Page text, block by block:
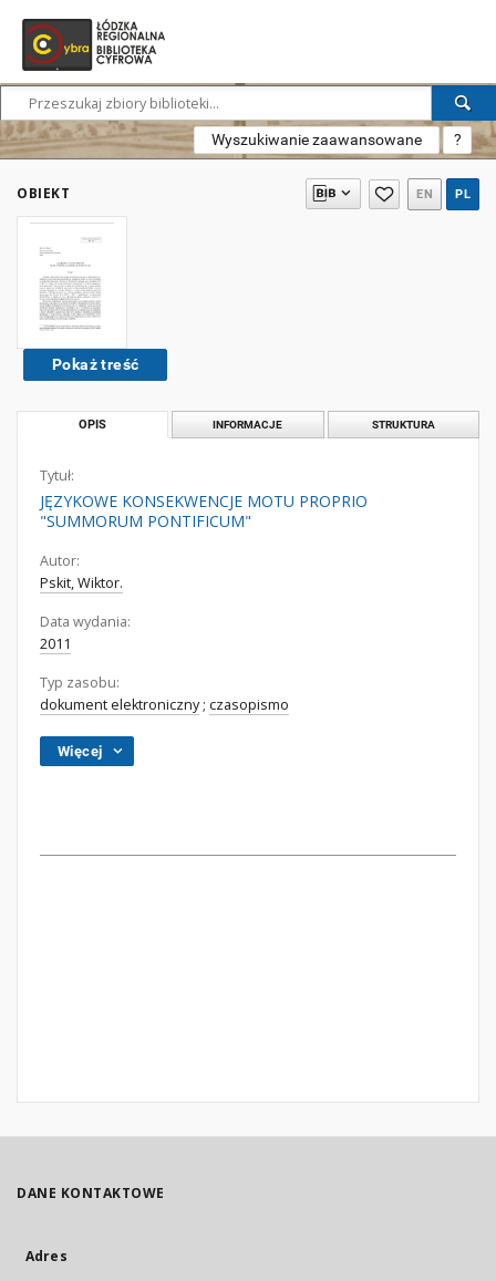
Wyszukiwanie zaawansowane ?
OBIEKT EN PL
Pokaż treść
OPIS INFORMACJE STRUKTURA
Tytuł:
JĘZYKOWE KONSEKWENCJE MOTU PROPRIO
"SUMMORUM PONTIFICUM"
Autor:
Pskit, Wiktor.
Data wydania:
2011
Typ zasobu:
dokument elektroniczny; czasopismo
Więcej
DANE KONTAKTOWE
Adres